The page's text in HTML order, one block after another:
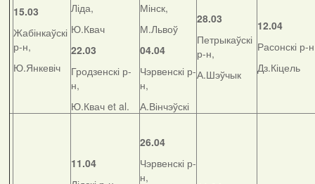
15.03
Жабінкаўскі
р-н,
Ю.Янкевіч
Ліда,
Ю.Квач
22.03
Гродзенскі р-
н,
Ю.Квач et al.
Мінск,
М.Львоў
04.04
Чэрвенскі р-
н,
А.Вінчэўскі
28.03
Петрыкаўскі
р-н,
А.Шэўчык
12.04
Расонскі р-
Дз.Кіцель
11.04
26.04
Чэрвенскі р-
н,